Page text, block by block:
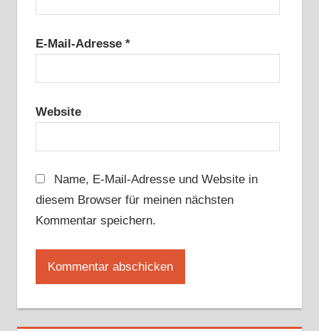
E-Mail-Adresse *
Website
Name, E-Mail-Adresse und Website in
diesem Browser für meinen nächsten
Kommentar speichern.